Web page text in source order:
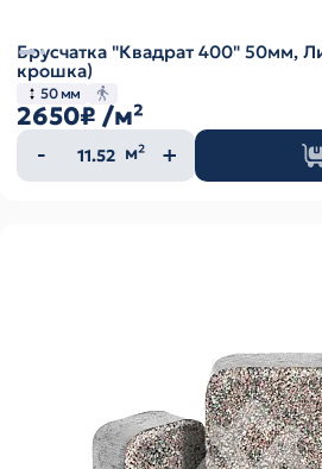
Брусчатка "Квадрат 400" 50мм,
крошка)
50 мм
2650₽ /м²
Количество
товара
м²